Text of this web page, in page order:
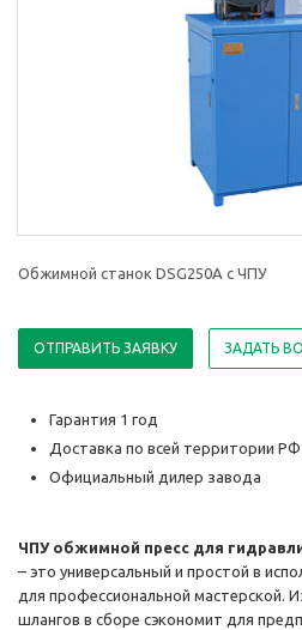
Обжимной станок DSG250A с ЧПУ
ОТПРАВИТЬ ЗАЯВКУ ЗАДАТЬ
Гарантия 1 год
Доставка по всей территории
Официальный дилер завода
ЧПУ обжимной пресс для
– это универсальный и простой в
для профессиональной мастерской.
шлангов в сборе сэкономит для